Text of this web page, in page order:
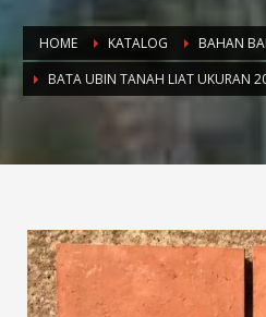
HOME KATALOG
BAHAN
BATA UBIN TANAH LIAT UKURAN